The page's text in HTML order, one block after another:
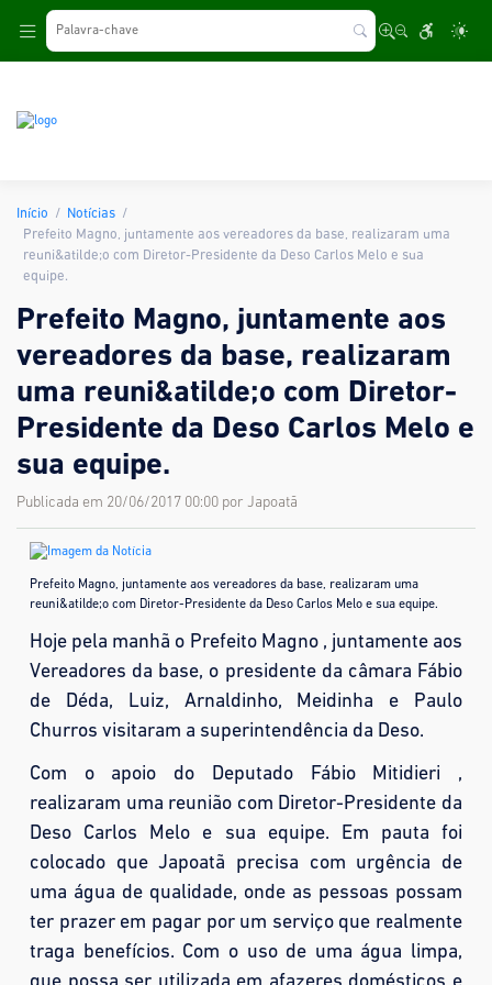
Início
Notícias
Prefeito Magno, juntamente aos vereadores da base, realizaram uma
reuni&atilde;o com Diretor-Presidente da Deso Carlos Melo e sua
equipe.
Prefeito Magno, juntamente aos
vereadores da base, realizaram
uma reuni&atilde;o com Diretor-
Presidente da Deso Carlos Melo e
sua equipe.
Publicada em 20/06/2017 00:00 por Japoatã
Prefeito Magno, juntamente aos vereadores da base, realizaram uma
reuni&atilde;o com Diretor-Presidente da Deso Carlos Melo e sua equipe.
Hoje pela manhã o Prefeito Magno , juntamente aos
Vereadores da base, o presidente da câmara Fábio
de Déda, Luiz, Arnaldinho, Meidinha e Paulo
Churros visitaram a superintendência da Deso.
Com o apoio do Deputado Fábio Mitidieri ,
realizaram uma reunião com Diretor-Presidente da
Deso Carlos Melo e sua equipe. Em pauta foi
colocado que Japoatã precisa com urgência de
uma água de qualidade, onde as pessoas possam
ter prazer em pagar por um serviço que realmente
traga benefícios. Com o uso de uma água limpa,